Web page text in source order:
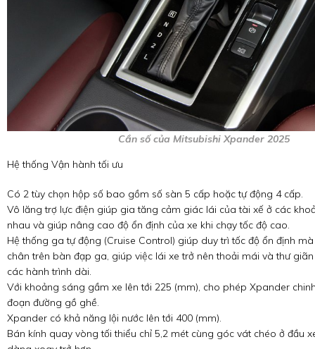
Cần số của Mitsubishi Xpander 2025
Hệ thống Vận hành tối ưu
Có 2 tùy chọn hộp số bao gồm số sàn 5 cấp hoặc tự động 4 cấp.
Vô lăng trợ lực điện giúp gia tăng cảm giác lái của tài xế ở các
nhau và giúp nâng cao độ ổn định của xe khi chạy tốc độ cao.
Hệ thống ga tự động (Cruise Control) giúp duy trì tốc độ ổn định
chân trên bàn đạp ga, giúp việc lái xe trở nên thoải mái và thư
các hành trình dài.
Với khoảng sáng gầm xe lên tới 225 (mm), cho phép Xpander
đoạn đường gồ ghề.
Xpander có khả năng lội nước lên tới 400 (mm).
Bán kính quay vòng tối thiểu chỉ 5,2 mét cùng góc vát chéo ở đầu